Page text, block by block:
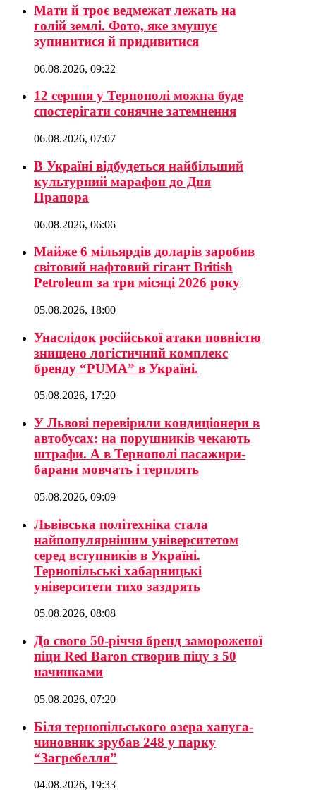
Мати й троє ведмежат лежать на
голій землі. Фото, яке змушує
зупинитися й придивитися
06.08.2026, 09:22
12 серпня у Тернополі можна буде
спостерігати сонячне затемнення
06.08.2026, 07:07
В Україні відбудеться найбільший
культурний марафон до Дня
Прапора
06.08.2026, 06:06
Майже 6 мільярдів доларів заробив
світовий нафтовий гігант British
Petroleum за три місяці 2026 року
05.08.2026, 18:00
Унаслідок російської атаки повністю
знищено логістичний комплекс
бренду “PUMA” в Україні.
05.08.2026, 17:20
У Львові перевірили кондиціонери в
автобусах: на порушників чекають
штрафи. А в Тернополі пасажири-
барани мовчать і терплять
05.08.2026, 09:09
Львівська політехніка стала
найпопулярнішим університетом
серед вступників в Україні.
Тернопільські хабарницькі
університети тихо заздрять
05.08.2026, 08:08
До свого 50-річчя бренд замороженої
піци Red Baron створив піцу з 50
начинками
05.08.2026, 07:20
Біля тернопільського озера хапуга-
чиновник зрубав 248 у парку
“Загребелля”
04.08.2026, 19:33